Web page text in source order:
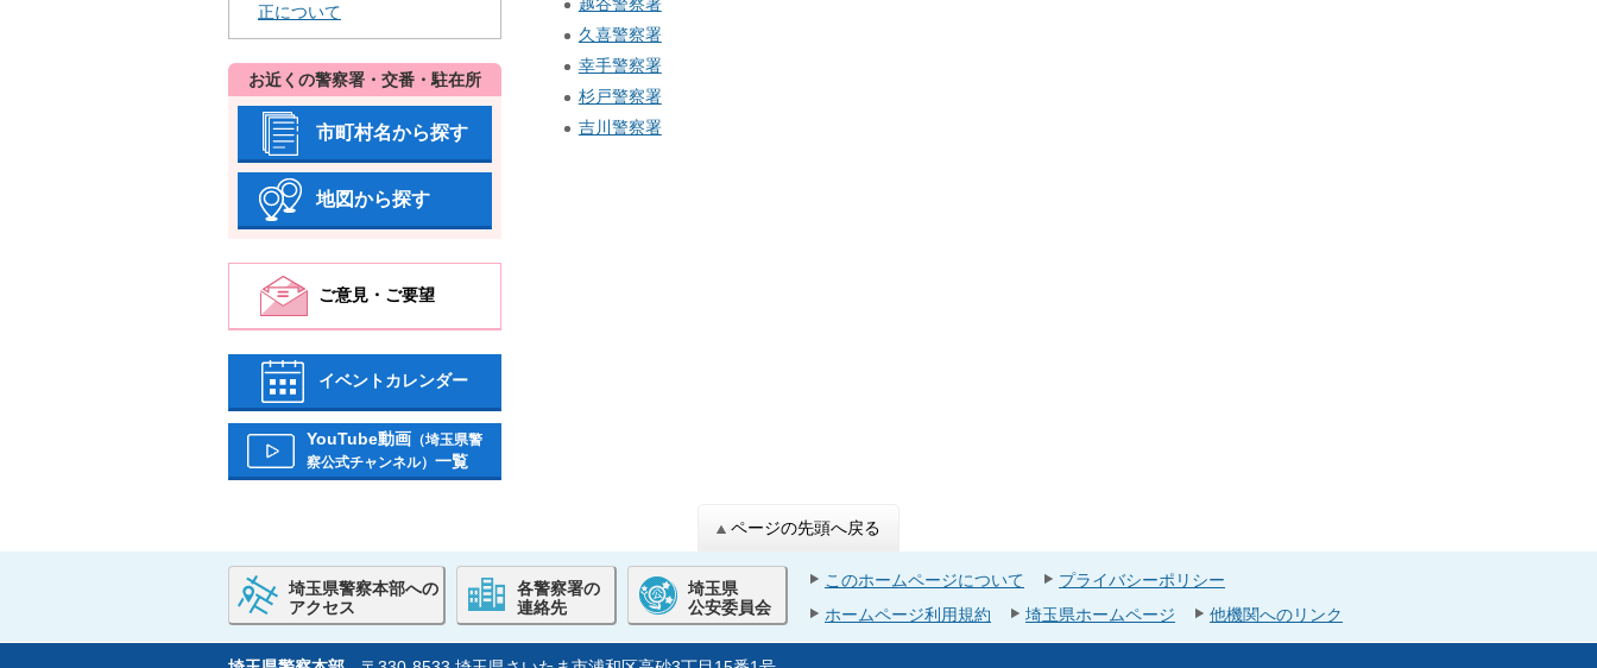
正について
お近くの警察署・交番・駐在所
市町村名から探す
地図から探す
ご意見・ご要望
イベントカレンダー
YouTube動画 （埼玉県警
察公式チャンネル） 一覧
久喜警察署
幸手警察署
杉戸警察署
吉川警察署
ページの先頭へ戻る
埼玉県警察本部への
アクセス
各警察署の
連絡先
埼玉県
公安委員会
このホームページについて
プライバシーポリシー
ホームページ利用規約
埼玉県ホームページ 他機関へのリンク